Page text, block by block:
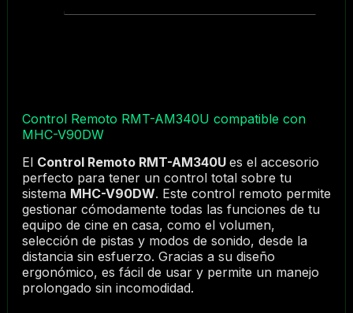
Control Remoto RMT-AM340U compatible con
MHC-V90DW
El Control Remoto RMT-AM340U es el accesorio
perfecto para tener un control total sobre tu
sistema MHC-V90DW. Este control remoto permite
gestionar cómodamente todas las funciones de tu
equipo de cine en casa, como el volumen,
selección de pistas y modos de sonido, desde la
distancia sin esfuerzo. Gracias a su diseño
ergonómico, es fácil de usar y permite un manejo
prolongado sin incomodidad.